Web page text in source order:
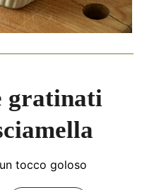
gratinati
tocco goloso